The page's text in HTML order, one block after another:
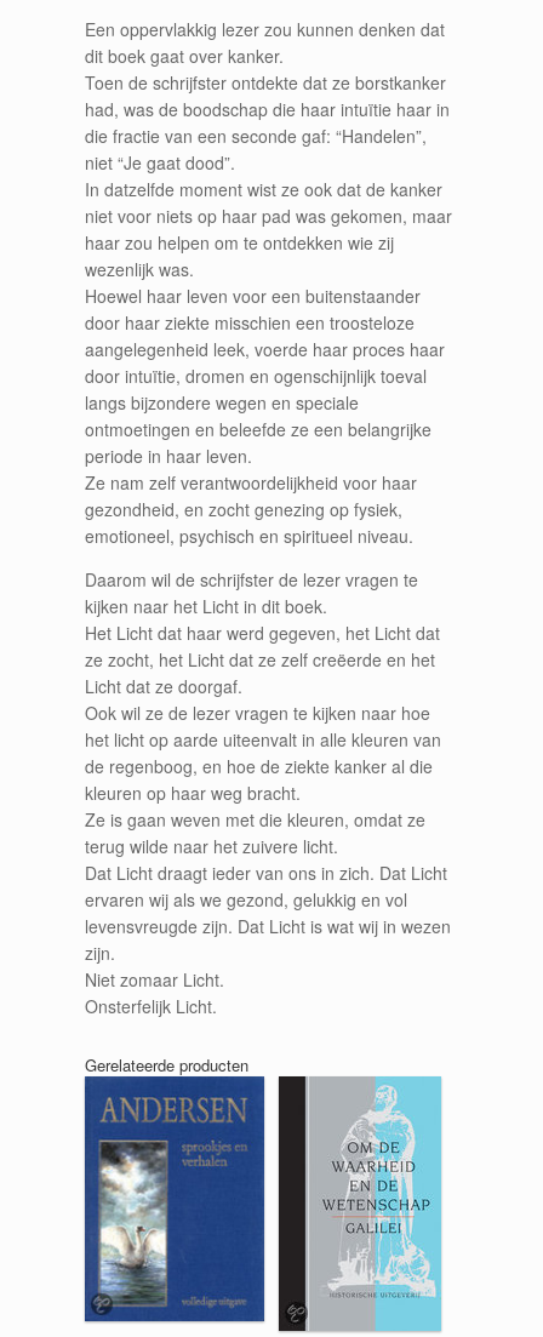
Een oppervlakkig lezer zou kunnen denken dat
dit boek gaat over kanker.
Toen de schrijfster ontdekte dat ze borstkanker
had, was de boodschap die haar intuïtie haar in
die fractie van een seconde gaf: “Handelen”,
niet “Je gaat dood”.
In datzelfde moment wist ze ook dat de kanker
niet voor niets op haar pad was gekomen, maar
haar zou helpen om te ontdekken wie zij
wezenlijk was.
Hoewel haar leven voor een buitenstaander
door haar ziekte misschien een troosteloze
aangelegenheid leek, voerde haar proces haar
door intuïtie, dromen en ogenschijnlijk toeval
langs bijzondere wegen en speciale
ontmoetingen en beleefde ze een belangrijke
periode in haar leven.
Ze nam zelf verantwoordelijkheid voor haar
gezondheid, en zocht genezing op fysiek,
emotioneel, psychisch en spiritueel niveau.
Daarom wil de schrijfster de lezer vragen te
kijken naar het Licht in dit boek.
Het Licht dat haar werd gegeven, het Licht dat
ze zocht, het Licht dat ze zelf creëerde en het
Licht dat ze doorgaf.
Ook wil ze de lezer vragen te kijken naar hoe
het licht op aarde uiteenvalt in alle kleuren van
de regenboog, en hoe de ziekte kanker al die
kleuren op haar weg bracht.
Ze is gaan weven met die kleuren, omdat ze
terug wilde naar het zuivere licht.
Dat Licht draagt ieder van ons in zich. Dat Licht
ervaren wij als we gezond, gelukkig en vol
levensvreugde zijn. Dat Licht is wat wij in wezen
zijn.
Niet zomaar Licht.
Onsterfelijk Licht.
Gerelateerde producten